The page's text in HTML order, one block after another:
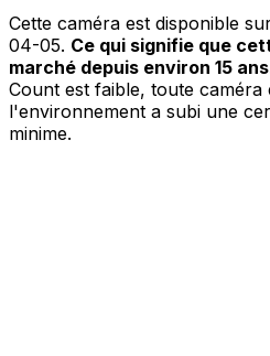
Cette caméra est disponible
04-05. Ce qui signifie que
marché depuis environ 15
Count est faible, toute caméra
l'environnement a subi une
minime.